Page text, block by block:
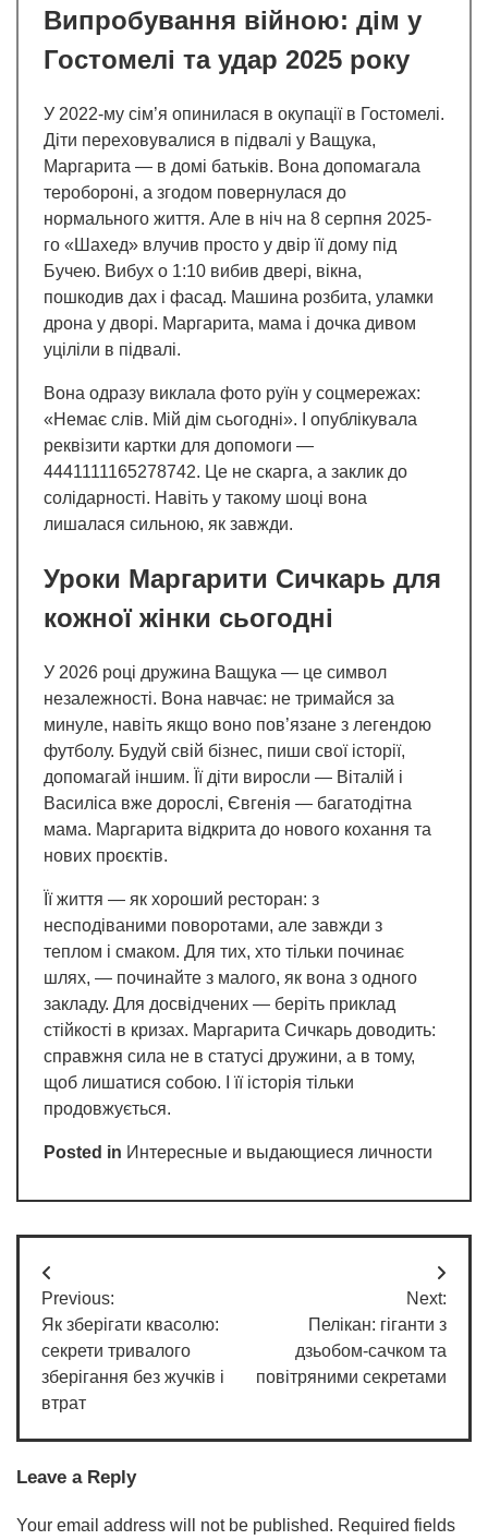
Випробування війною: дім у
Гостомелі та удар 2025 року
У 2022-му сім’я опинилася в окупації в Гостомелі.
Діти переховувалися в підвалі у Ващука,
Маргарита — в домі батьків. Вона допомагала
теробороні, а згодом повернулася до
нормального життя. Але в ніч на 8 серпня 2025-
го «Шахед» влучив просто у двір її дому під
Бучею. Вибух о 1:10 вибив двері, вікна,
пошкодив дах і фасад. Машина розбита, уламки
дрона у дворі. Маргарита, мама і дочка дивом
уціліли в підвалі.
Вона одразу виклала фото руїн у соцмережах:
«Немає слів. Мій дім сьогодні». І опублікувала
реквізити картки для допомоги —
4441111165278742. Це не скарга, а заклик до
солідарності. Навіть у такому шоці вона
лишалася сильною, як завжди.
Уроки Маргарити Сичкарь для
кожної жінки сьогодні
У 2026 році дружина Ващука — це символ
незалежності. Вона навчає: не тримайся за
минуле, навіть якщо воно пов’язане з легендою
футболу. Будуй свій бізнес, пиши свої історії,
допомагай іншим. Її діти виросли — Віталій і
Василіса вже дорослі, Євгенія — багатодітна
мама. Маргарита відкрита до нового кохання та
нових проєктів.
Її життя — як хороший ресторан: з
несподіваними поворотами, але завжди з
теплом і смаком. Для тих, хто тільки починає
шлях, — починайте з малого, як вона з одного
закладу. Для досвідчених — беріть приклад
стійкості в кризах. Маргарита Сичкарь доводить:
справжня сила не в статусі дружини, а в тому,
щоб лишатися собою. І її історія тільки
продовжується.
Posted in Интересные и выдающиеся личности
Post
navigation
Previous:
Як зберігати квасолю:
секрети тривалого
зберігання без жучків і
втрат
Next:
Пелікан: гіганти з
дзьобом-сачком та
повітряними секретами
Leave a Reply
Your email address will not be published. Required fields